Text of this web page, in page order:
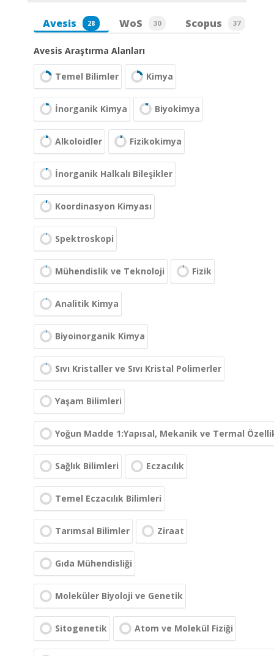
Avesis 28 WoS 30 Scopus 37
Avesis Araştırma Alanları
Temel Bilimler Kimya
İnorganik Kimya Biyokimya
Alkoloidler Fizikokimya
İnorganik Halkalı Bileşikler
Koordinasyon Kimyası
Spektroskopi
Mühendislik ve Teknoloji Fizik
Analitik Kimya
Biyoinorganik Kimya
Sıvı Kristaller ve Sıvı Kristal Polimerler
Yaşam Bilimleri
Yoğun Madde 1:Yapısal, Mekanik ve Termal
Sağlık Bilimleri Eczacılık
Temel Eczacılık Bilimleri
Tarımsal Bilimler Ziraat
Gıda Mühendisliği
Moleküler Biyoloji ve Genetik
Sitogenetik Atom ve Molekül Fiziği